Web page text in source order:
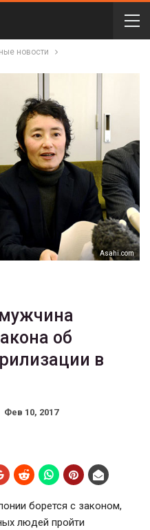
новости
Аsahi.com
об
в
Фев 10, 2017
борется с законом,
людей пройти